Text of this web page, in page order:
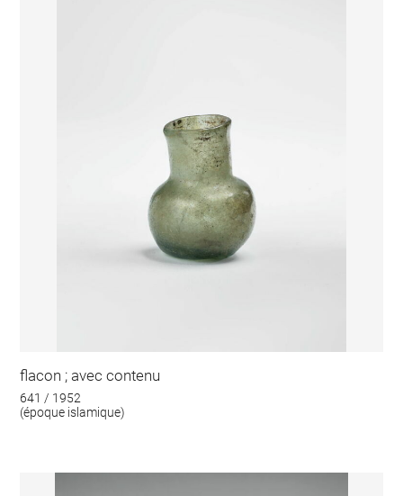
flacon ; avec contenu
641 / 1952
(époque islamique)